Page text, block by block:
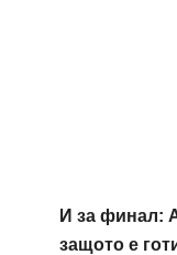
И за финал:
защото е